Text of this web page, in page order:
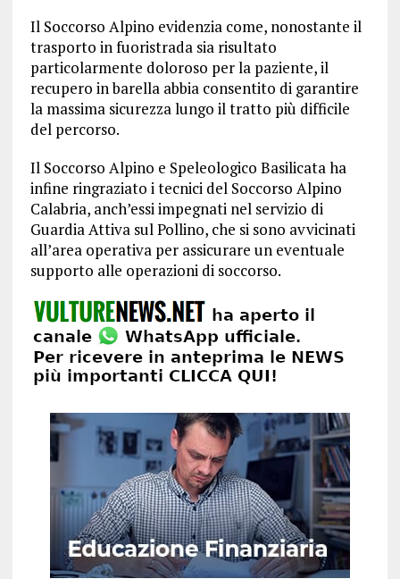
Il Soccorso Alpino evidenzia come, nonostante il
trasporto in fuoristrada sia risultato
particolarmente doloroso per la paziente, il
recupero in barella abbia consentito di garantire
la massima sicurezza lungo il tratto più difficile
del percorso.
Il Soccorso Alpino e Speleologico Basilicata ha
infine ringraziato i tecnici del Soccorso Alpino
Calabria, anch’essi impegnati nel servizio di
Guardia Attiva sul Pollino, che si sono avvicinati
all’area operativa per assicurare un eventuale
supporto alle operazioni di soccorso.